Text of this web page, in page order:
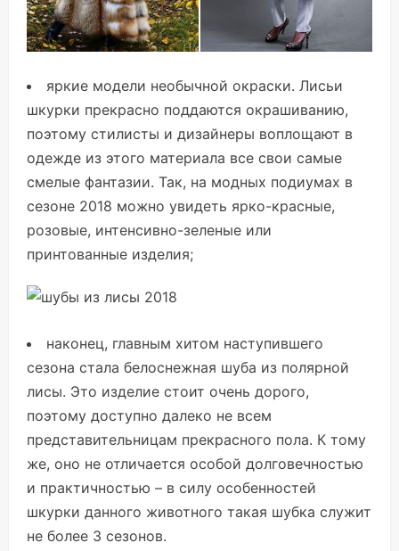
яркие модели необычной окраски. Лисьи
шкурки прекрасно поддаются окрашиванию,
поэтому стилисты и дизайнеры воплощают в
одежде из этого материала все свои самые
смелые фантазии. Так, на модных подиумах в
сезоне 2018 можно увидеть ярко-красные,
розовые, интенсивно-зеленые или
принтованные изделия;
наконец, главным хитом наступившего
сезона стала белоснежная шуба из полярной
лисы. Это изделие стоит очень дорого,
поэтому доступно далеко не всем
представительницам прекрасного пола. К тому
же, оно не отличается особой долговечностью
и практичностью – в силу особенностей
шкурки данного животного такая шубка служит
не более 3 сезонов.